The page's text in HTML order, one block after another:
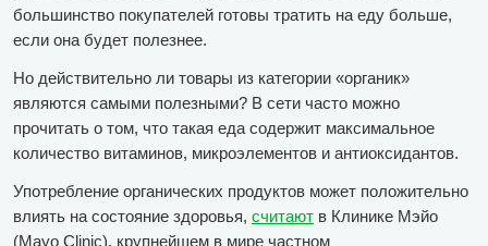
большинство покупателей готовы тратить на еду больше,
если она будет полезнее.
Но действительно ли товары из категории «органик»
являются самыми полезными? В сети часто можно
прочитать о том, что такая еда содержит максимальное
количество витаминов, микроэлементов и антиоксидантов.
Употребление органических продуктов может положительно
влиять на состояние здоровья, считают в Клинике Мэйо
(Mayo Clinic), крупнейшем в мире частном